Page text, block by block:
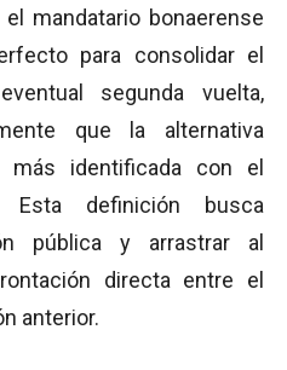
mandatario bonaerense
para consolidar el
segunda vuelta,
que la alternativa
identificada con el
Esta definición busca
pública y arrastrar al
directa entre el
anterior.